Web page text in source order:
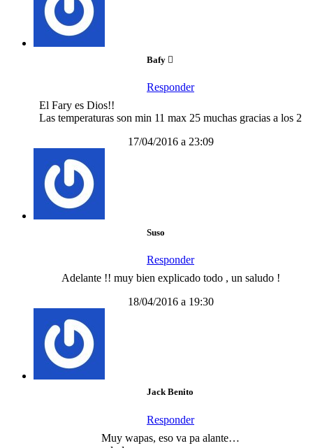
Bafy
Responder
El Fary es Dios!!
Las temperaturas son min 11 max 25 muchas gracias a los 2
17/04/2016 a 23:09
Suso
Responder
Adelante !! muy bien explicado todo , un saludo !
18/04/2016 a 19:30
Jack Benito
Responder
Muy wapas, eso va pa alante…